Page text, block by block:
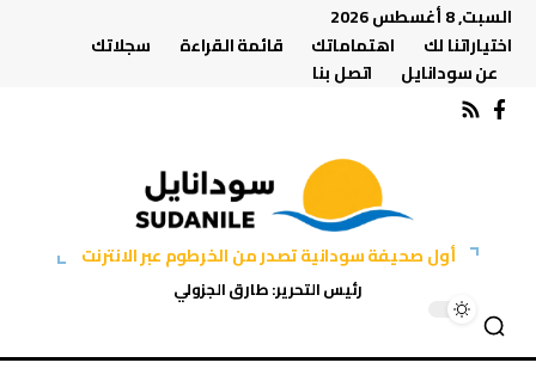
السبت, 8 أغسطس 2026
اختياراتنا لك
اهتماماتك قائمة القراءة
سجلاتك
عن سودانايل
اتصل بنا
أول صحيفة سودانية تصدر من الخرطوم عبر الانترنت
رئيس التحرير: طارق الجزولي